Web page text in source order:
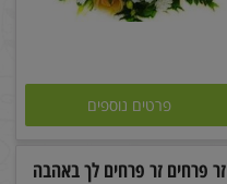
פרטים נוספים
זר פרחים זר פרחים לך באהבה